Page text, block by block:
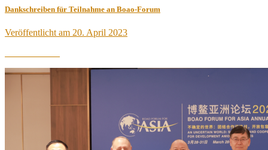
Dankschreiben für Teilnahme an Boao-Forum
Veröffentlicht am 20. April 2023